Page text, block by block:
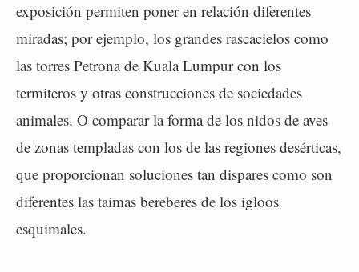
exposición permiten poner en relación diferentes
miradas; por ejemplo, los grandes rascacielos como
las torres Petrona de Kuala Lumpur con los
termiteros y otras construcciones de sociedades
animales. O comparar la forma de los nidos de aves
de zonas templadas con los de las regiones desérticas,
que proporcionan soluciones tan dispares como son
diferentes las taimas bereberes de los igloos
esquimales.